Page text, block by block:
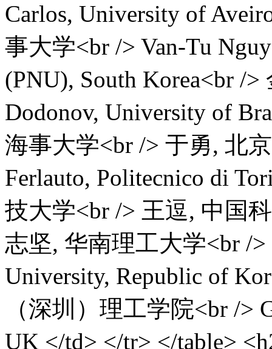
Carlos, University of
事大学<br /> Van-Tu
(PNU), South Korea<br /
Dodonov, University of
海事大学<br /> 于勇, 北
Ferlauto, Politecnico di
技大学<br /> 王逗, 中国
志坚, 华南理工大学<br />
University, Republic of
（深圳）理工学院<br />
UK </td> </tr> </table>